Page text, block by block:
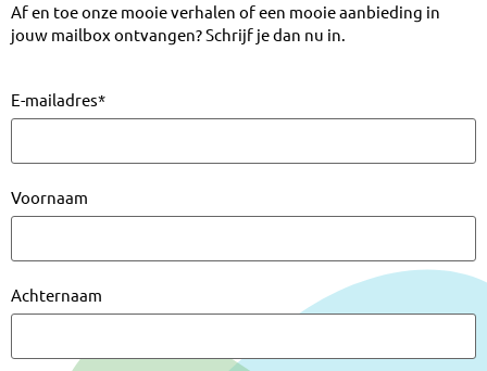
Af en toe onze mooie verhalen of een mooie aanbieding in
jouw mailbox ontvangen? Schrijf je dan nu in.
E-mailadres*
Voornaam
Achternaam